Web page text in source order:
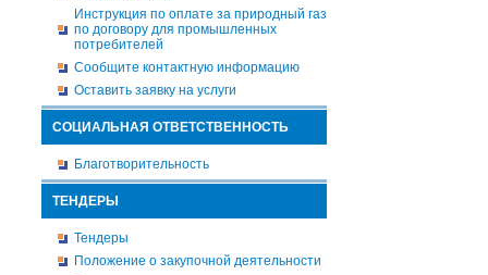
Инструкция по оплате за природный газ
по договору для промышленных
потребителей
Сообщите контактную информацию
Оставить заявку на услуги
СОЦИАЛЬНАЯ ОТВЕТСТВЕННОСТЬ
Благотворительность
ТЕНДЕРЫ
Тендеры
Положение о закупочной деятельности